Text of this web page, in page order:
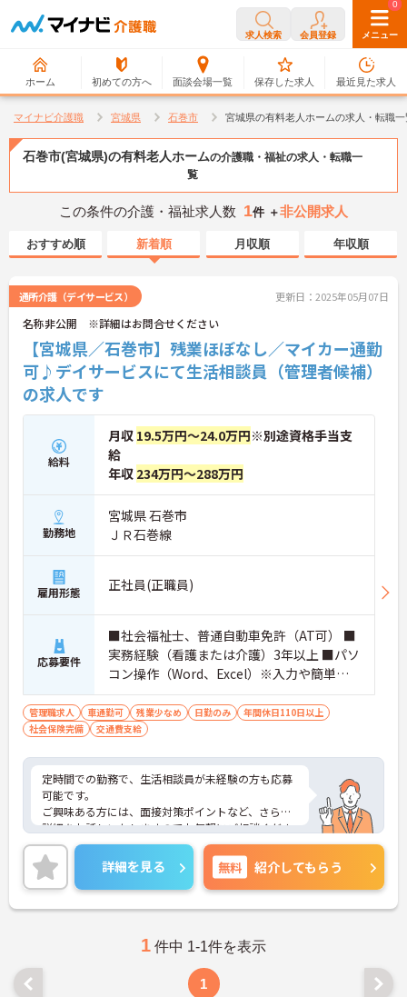
求人検索 会員登録 メニュー
ホーム 初めての方へ 面談会場一覧
0
保存した求人
0
最近見た求人
マイナビ介護職 宮城県 石巻市 宮城県の有料老人ホームの求人・転職一
石巻市(宮城県)の有料老人ホームの介護職・福祉の求人・転職一
覧
この条件の介護・福祉求人数 1件 ＋非公開求人
おすすめ順 新着順 月収順 年収順
通所介護（デイサービス） 更新日：2025年05月07日
名称非公開 ※詳細はお問合せください
【宮城県／石巻市】残業ほぼなし／マイカー通勤
可♪デイサービスにて生活相談員（管理者候補）
の求人です
給料
月収 19.5万円～24.0万円※別途資格手当支
給
年収 234万円～288万円
勤務地
宮城県 石巻市
ＪＲ石巻線
雇用形態 正社員(正職員)
応募要件
■社会福祉士、普通自動車免許（AT可） ■
実務経験（看護または介護）3年以上 ■パソ
コン操作（Word、Excel）※入力や簡単な
文書作成程度 ※経験者優遇、生活相談員の
未経験者でも応募可（丁寧な指導有）
管理職求人 車通勤可 残業少なめ 日勤のみ
年間休日110日以上
社会保険完備
交通費支給
定時間での勤務で、生活相談員が未経験の方も応募
可能です。
ご興味ある方には、面接対策ポイントなど、さらに
詳細をお話しいたしますのでお気軽にご相談くださ
い！
詳細を見る 無料 紹介してもらう
1 件中 1-1件を表示
1